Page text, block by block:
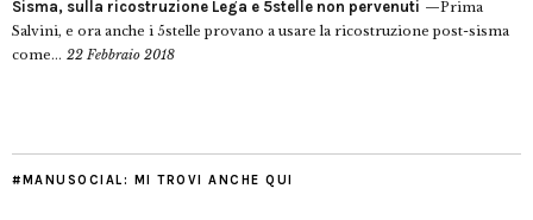
Sisma, sulla ricostruzione Lega e 5stelle non pervenuti
Prima
Salvini, e ora anche i 5stelle provano a usare la ricostruzione post-sisma
come... 22 Febbraio 2018
#MANUSOCIAL: MI TROVI ANCHE QUI